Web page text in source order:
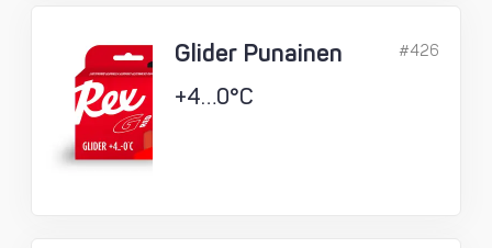
Glider Punainen
+4…0°C
#426